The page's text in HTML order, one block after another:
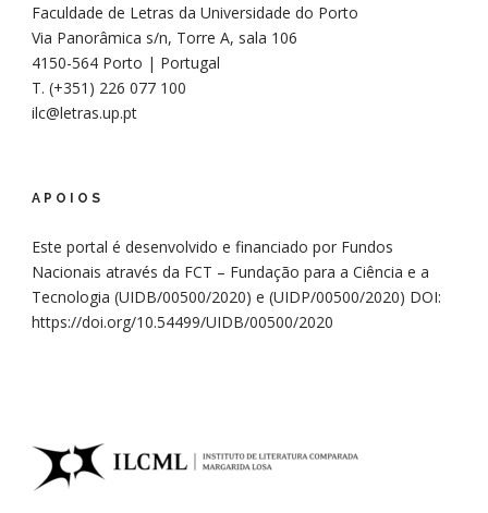
Faculdade de Letras da Universidade do Porto
Via Panorâmica s/n, Torre A, sala 106
4150-564 Porto | Portugal
T. (+351) 226 077 100
ilc@letras.up.pt
APOIOS
Este portal é desenvolvido e financiado por Fundos
Nacionais através da FCT – Fundação para a Ciência e a
Tecnologia (UIDB/00500/2020) e (UIDP/00500/2020) DOI:
https://doi.org/10.54499/UIDB/00500/2020